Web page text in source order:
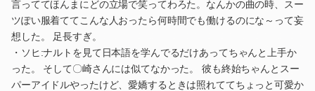
言っててほんまにどの立場で笑ってわろた。なんかの曲の時、スー
ツぽい服着ててこんな人おったら何時間でも働けるのにな～って妄
想した。 足長すぎ。
・ソヒ:ナルトを見て日本語を学んでるだけあってちゃんと上手か
った。 そして〇崎さんには似てなかった。 彼も終始ちゃんとスー
パーアイドルやったけど、愛嬌するときは照れててちょっと可愛か